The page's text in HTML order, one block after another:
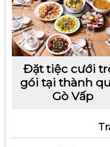
Đặt tiệc cưới
gói tại thành
Gò Vấp